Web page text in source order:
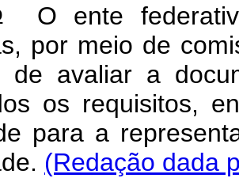
O ente
por meio de
de avaliar a
os requisitos,
para a
(Redação dada